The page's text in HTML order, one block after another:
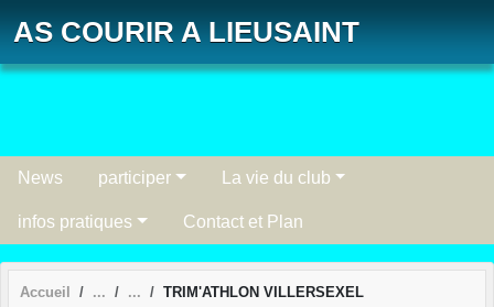
AS COURIR A LIEUSAINT
News participer La vie du club
infos pratiques Contact et Plan
Accueil TRIM'ATHLON VILLERSEXEL